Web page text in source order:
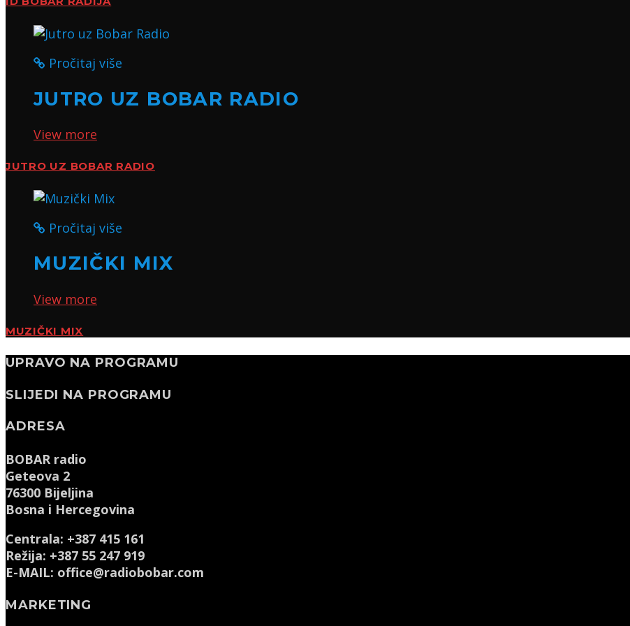
Pročitaj više
JUTRO UZ BOBAR RADIO
View more
JUTRO UZ BOBAR RADIO
Pročitaj više
MUZIČKI MIX
View more
MUZIČKI MIX
UPRAVO NA PROGRAMU
SLIJEDI NA PROGRAMU
ADRESA
BOBAR radio
Geteova 2
76300 Bijeljina
Bosna i Hercegovina
Centrala: +387 415 161
Režija: +387 55 247 919
E-MAIL: office@radiobobar.com
MARKETING